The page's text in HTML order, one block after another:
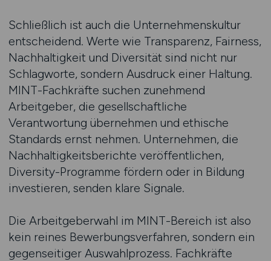
Schließlich ist auch die Unternehmenskultur
entscheidend. Werte wie Transparenz, Fairness,
Nachhaltigkeit und Diversität sind nicht nur
Schlagworte, sondern Ausdruck einer Haltung.
MINT-Fachkräfte suchen zunehmend
Arbeitgeber, die gesellschaftliche
Verantwortung übernehmen und ethische
Standards ernst nehmen. Unternehmen, die
Nachhaltigkeitsberichte veröffentlichen,
Diversity-Programme fördern oder in Bildung
investieren, senden klare Signale.
Die Arbeitgeberwahl im MINT-Bereich ist also
kein reines Bewerbungsverfahren, sondern ein
gegenseitiger Auswahlprozess. Fachkräfte